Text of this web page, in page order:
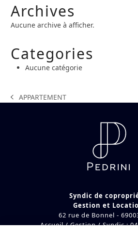
Archives
Aucune archive à afficher.
Categories
Aucune catégorie
previous
APPARTEMENT
Syndic de
Gestion et
62 rue de Bonnel -
Accueil / Gestion / Syndic :